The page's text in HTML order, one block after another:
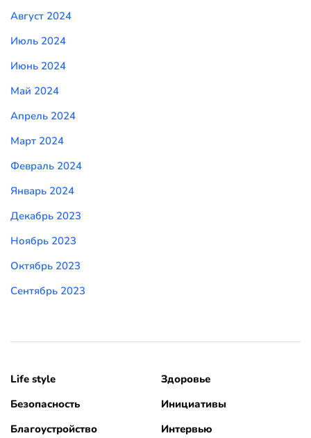
Август 2024
Июль 2024
Июнь 2024
Май 2024
Апрель 2024
Март 2024
Февраль 2024
Январь 2024
Декабрь 2023
Ноябрь 2023
Октябрь 2023
Сентябрь 2023
Life style
Безопасность
Благоустройство
Здоровье
Инициативы
Интервью